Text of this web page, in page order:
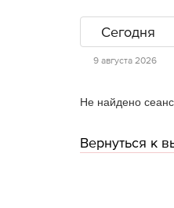
Сегодня
9 августа 2026
Не найдено
Вернуться к